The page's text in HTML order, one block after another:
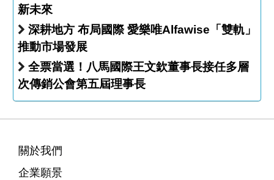
新未來
深耕地方 布局國際 愛樂唯Alfawise「雙軌」
推動市場發展
全票當選！八馬國際王文欽董事長接任多層
次傳銷公會第五屆理事長
關於我們
企業願景